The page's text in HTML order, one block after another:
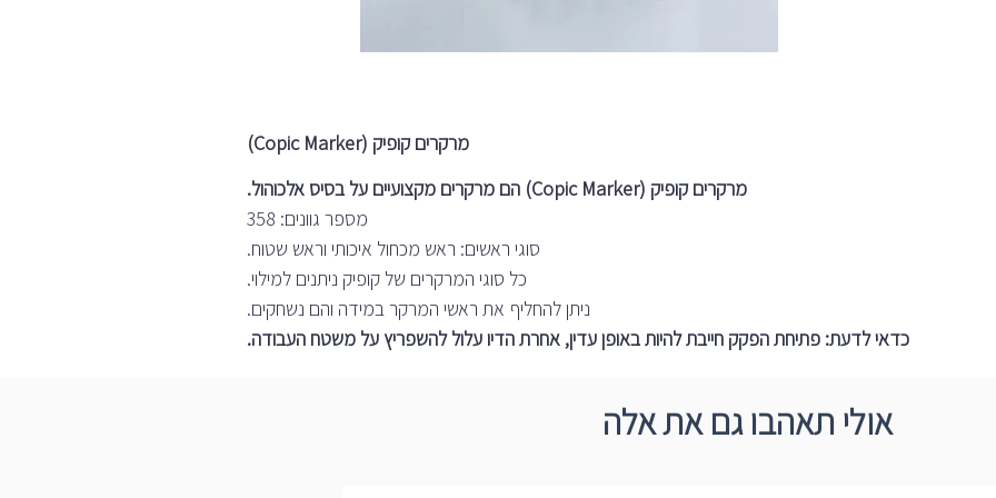
מרקרים קופיק (Copic Marker)
מרקרים קופיק (Copic Marker) הם מרקרים מקצועיים על בסיס אלכוהול.
מספר גוונים: 358
סוגי ראשים: ראש מכחול איכותי וראש שטוח.
כל סוגי המרקרים של קופיק ניתנים למילוי.
ניתן להחליף את ראשי המרקר במידה והם נשחקים.
כדאי לדעת: פתיחת הפקק חייבת להיות באופן עדין, אחרת הדיו עלול להשפריץ על משטח העבודה.
אולי תאהבו גם את אלה